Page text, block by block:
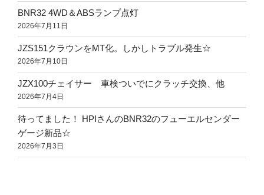
BNR32 4WD＆ABSランプ点灯
2026年7月11日
JZS151クラウンをMT化。しかしトラブル発生☆
2026年7月10日
JZX100チェイサー 車検ついでにクラッチ交換、他
2026年7月4日
待ってました！ HPIさんのBNR32のフューエルセンダー
ゲージ新品☆
2026年7月3日